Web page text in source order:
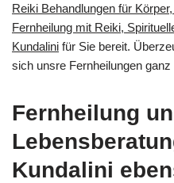
Reiki Behandlungen für
Fernheilung mit Reiki,
Kundalini für Sie bereit.
sich unsre Fernheilungen ganz
Fernheilung
Kundalini